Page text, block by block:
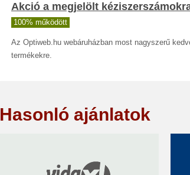
Akció a megjelölt
100% működött
Az Optiweb.hu webáruházban most nagyszerű
termékekre.
Hasonló ajánlatok